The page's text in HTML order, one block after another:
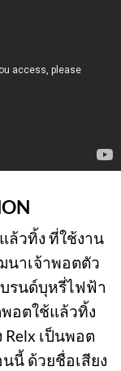
ล้วทิ้ง ที่ใช้งาน
นาเจ้าพอตตัว
รนด์บุหรี่ไฟฟ้า
อตใช้แล้วทิ้ง
เป็นพอต
นี้ ด้วยชื่อเสียง